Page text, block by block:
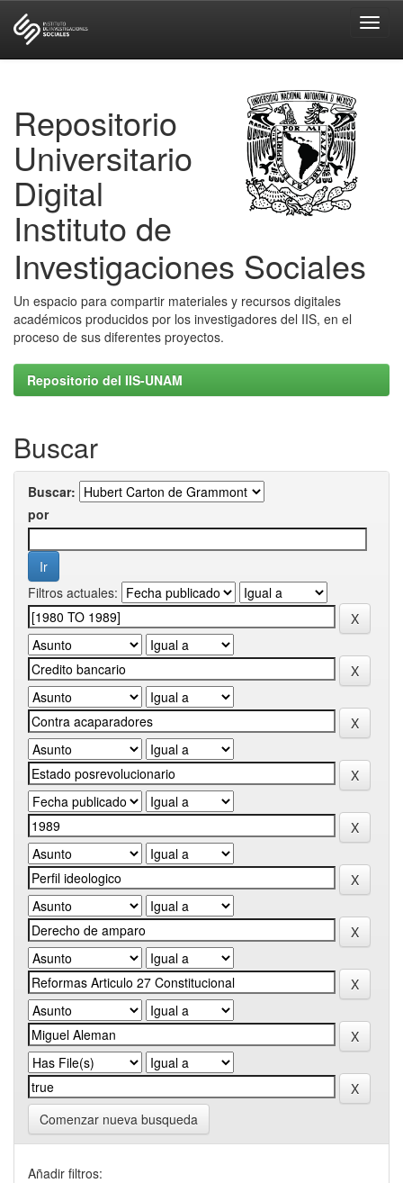
Repositorio
Universitario
Digital
Instituto de
Investigaciones Sociales
Un espacio para compartir materiales y recursos digitales
académicos producidos por los investigadores del IIS, en el
proceso de sus diferentes proyectos.
Repositorio del IIS-UNAM
Buscar
Buscar:
por
Filtros actuales:
Comenzar nueva busqueda
Añadir filtros: